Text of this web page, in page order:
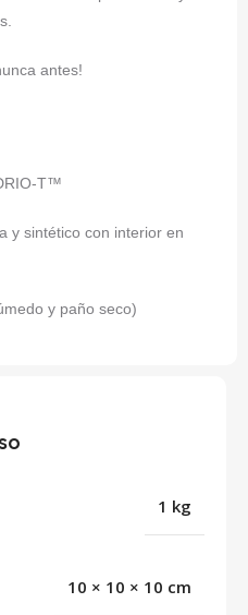
antes!
T™
y sintético con interior en
y paño seco)
1 kg
10 × 10 × 10 cm